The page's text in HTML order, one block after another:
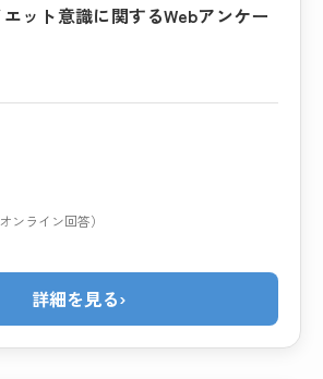
ット意識に関するWebアンケー
ンライン回答）
詳細を見る›